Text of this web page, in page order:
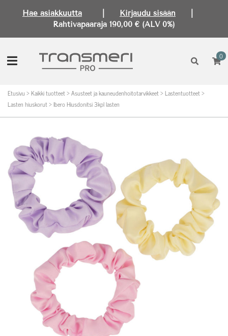
Hae asiakkuutta Kirjaudu sisään
Rahtivapaaraja 190,00 € (ALV 0%)
0
Etusivu >Kaikki tuotteet>Asusteet ja kauneudenhoitotarvikkeet>Lastentuotteet>
Lasten hiuskorut>Ibero Hiusdonitsi 3kpl lasten